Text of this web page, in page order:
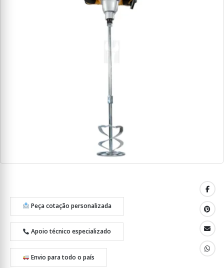
Peça cotação personalizada
Apoio técnico especializado
Envio para todo o país